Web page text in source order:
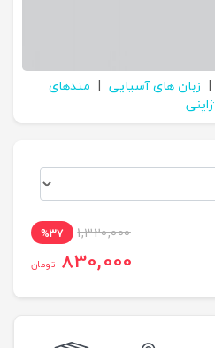
| زبان های آسیایی | متدهای
ژاپنی
1,320,000
%37
830,000 تومان